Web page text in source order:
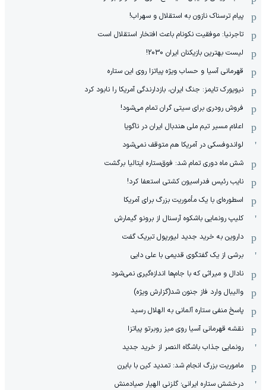
پیام ترسناک نازون به استقلال و سهراب!
تاجرنیا: موفقیت نکونام باعث افتخار استقلال است
لیست بهترین بازیکنان ایران 2030!
قهرمانی آسیا و حساب ویژه پیاتزا روی این ستاره
نیویورک تایمز: جنگ ایران، بازدارندگی آمریکا را نابود کرد
فروش رودری برای سیتی گران تمام می‌شود!
اعلام مسیر تیم ملی هندبال ایران در ناگویا
لواندوفسکی در آمریکا هم متوقف نمی‌شود
شش ماه دوری تمام شد: فوق‌ستاره ایتالیا برگشت
نایب رئیس فدراسیون کشتی استعفا کرد!
اسطوره‌ای با یک مأموریت بزرگ برای آمریکا
کلیپ رونمایی باشکوه آرسنال از برونو گیمارش
داروین به خرید جدید لیورپول تبریک گفت
برشی از یک گفتگوی قدیمی با علی دایی
نادال و میراثی که با جام‌ها اندازه‌گیری نمی‌شود
والیبال وارد فاز جنون شد(گزارش ویژه)
پاسخ منفی ستاره آلمانی به الهلال رسید
نقشه قهرمانی آسیا روی میز روبرتو پیاتزا
رونمایی جذاب باشگاه النصر از خرید جدید
ماموریت بزرگ انجام شد: تمدید کین با بایرن
درخشش ستاره ایرانی؛ گلزنی الهیار صیادمنش